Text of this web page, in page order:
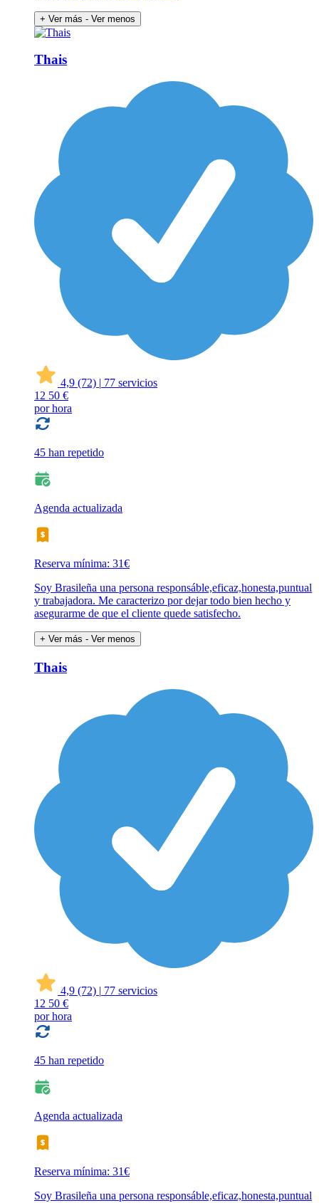
+ Ver más - Ver menos
Thais
4,9 (72) | 77 servicios
12 50 €
por hora
45 han repetido
Agenda actualizada
Reserva mínima: 31€
Soy Brasileña una persona responsáble,eficaz,honesta,puntual
y trabajadora. Me caracterizo por dejar todo bien hecho y
asegurarme de que el cliente quede satisfecho.
+ Ver más - Ver menos
Thais
4,9 (72) | 77 servicios
12 50 €
por hora
45 han repetido
Agenda actualizada
Reserva mínima: 31€
Soy Brasileña una persona responsáble,eficaz,honesta,puntual